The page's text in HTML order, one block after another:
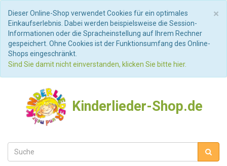
×
Dieser Online-Shop verwendet Cookies für ein optimales
Einkaufserlebnis. Dabei werden beispielsweise die Session-
Informationen oder die Spracheinstellung auf Ihrem Rechner
gespeichert. Ohne Cookies ist der Funktionsumfang des Online-
Shops eingeschränkt.
Sind Sie damit nicht einverstanden, klicken Sie bitte hier.
Kinderlieder-Shop.de